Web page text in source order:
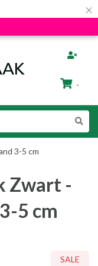
×
Razendsnelle Levering
-
3-5 cm
Zwart -
5 cm
SALE
SALE